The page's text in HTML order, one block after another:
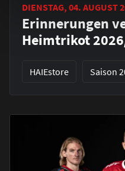
DIENSTAG, 04. AUGUST
Erinnerungen
Heimtrikot
HAIEstore Saison